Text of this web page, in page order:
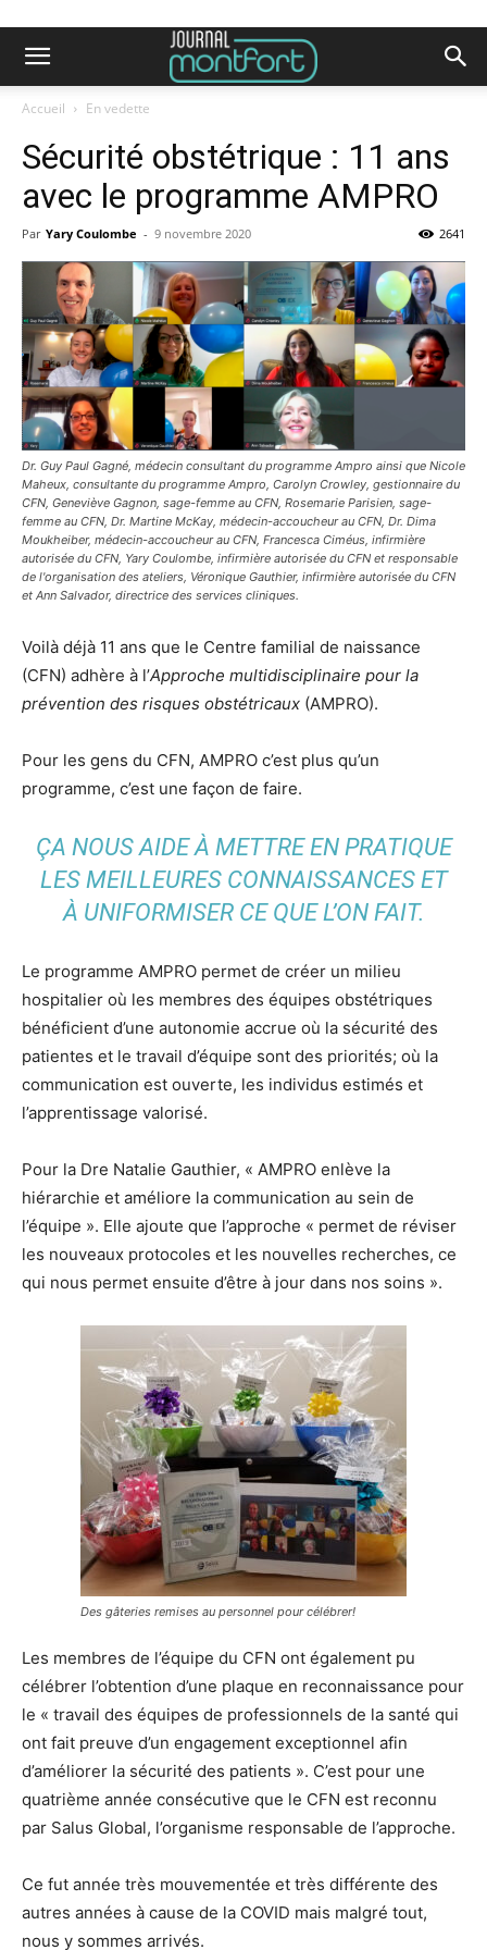
Accueil En vedette
Sécurité obstétrique : 11 ans
avec le programme AMPRO
Par Yary Coulombe - 9 novembre 2020 2641
Dr. Guy Paul Gagné, médecin consultant du programme Ampro ainsi que Nicole
Maheux, consultante du programme Ampro, Carolyn Crowley, gestionnaire du
CFN, Geneviève Gagnon, sage-femme au CFN, Rosemarie Parisien, sage-
femme au CFN, Dr. Martine McKay, médecin-accoucheur au CFN, Dr. Dima
Moukheiber, médecin-accoucheur au CFN, Francesca Ciméus, infirmière
autorisée du CFN, Yary Coulombe, infirmière autorisée du CFN et responsable
de l'organisation des ateliers, Véronique Gauthier, infirmière autorisée du CFN
et Ann Salvador, directrice des services cliniques.
Voilà déjà 11 ans que le Centre familial de naissance
(CFN) adhère à l’Approche multidisciplinaire pour la
prévention des risques obstétricaux (AMPRO).
Pour les gens du CFN, AMPRO c’est plus qu’un
programme, c’est une façon de faire.
ÇA NOUS AIDE À METTRE EN PRATIQUE
LES MEILLEURES CONNAISSANCES ET
À UNIFORMISER CE QUE L’ON FAIT.
Le programme AMPRO permet de créer un milieu
hospitalier où les membres des équipes obstétriques
bénéficient d’une autonomie accrue où la sécurité des
patientes et le travail d’équipe sont des priorités; où la
communication est ouverte, les individus estimés et
l’apprentissage valorisé.
Pour la Dre Natalie Gauthier, « AMPRO enlève la
hiérarchie et améliore la communication au sein de
l’équipe ». Elle ajoute que l’approche « permet de réviser
les nouveaux protocoles et les nouvelles recherches, ce
qui nous permet ensuite d’être à jour dans nos soins ».
Des gâteries remises au personnel pour célébrer!
Les membres de l’équipe du CFN ont également pu
célébrer l’obtention d’une plaque en reconnaissance pour
le « travail des équipes de professionnels de la santé qui
ont fait preuve d’un engagement exceptionnel afin
d’améliorer la sécurité des patients ». C’est pour une
quatrième année consécutive que le CFN est reconnu
par Salus Global, l’organisme responsable de l’approche.
Ce fut année très mouvementée et très différente des
autres années à cause de la COVID mais malgré tout,
nous y sommes arrivés.